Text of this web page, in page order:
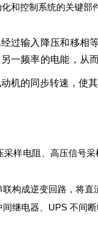
和控制系统的关键部
过输入降压和移相
一频率的电能，从
动机的同步转速，使
样电阻、高压信号
构成逆变回路，将直
继电器、UPS 不间